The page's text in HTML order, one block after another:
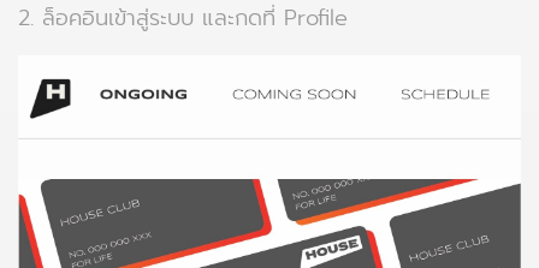
2. ล็อคอินเข้าสู่ระบบ และกดที่ Profile